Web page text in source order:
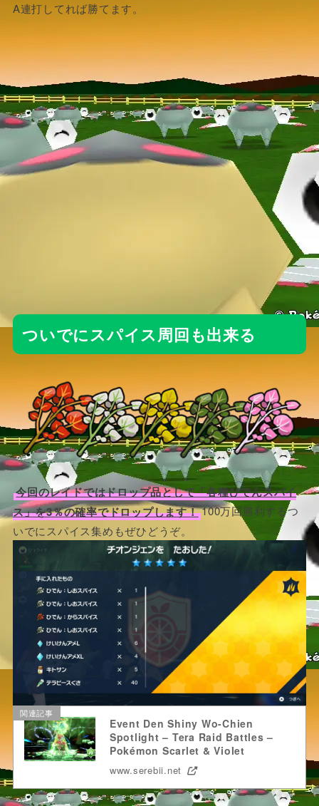
A連打してれば勝てます。
ついでにスパイス周回も出来る
今回のレイドではドロップ品として「各種ひでんスパイ
ス」を3％の確率でドロップします！ 100万回勝利するつ
いでにスパイス集めもぜひどうぞ。
関連記事
Event Den Shiny Wo-Chien
Spotlight – Tera Raid Battles –
Pokémon Scarlet & Violet
www.serebii.net